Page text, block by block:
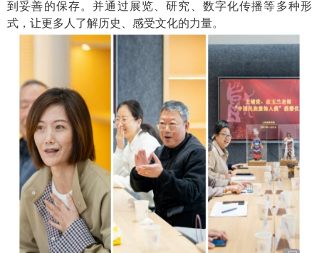
到妥善的保存。并通过展览、研究、数字化传播等多种形
式，让更多人了解历史、感受文化的力量。